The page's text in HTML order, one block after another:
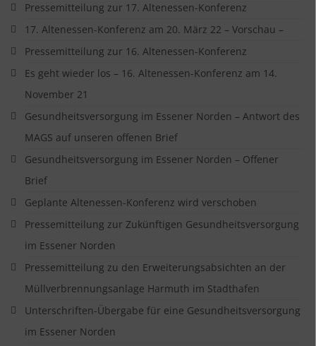
Pressemitteilung zur 17. Altenessen-Konferenz
17. Altenessen-Konferenz am 20. März 22 – Vorschau –
Pressemitteilung zur 16. Altenessen-Konferenz
Es geht wieder los – 16. Altenessen-Konferenz am 14.
November 21
Gesundheitsversorgung im Essener Norden – Antwort des
MAGS auf unseren offenen Brief
Gesundheitsversorgung im Essener Norden – Offener
Brief
Geplante Altenessen-Konferenz wird verschoben
Pressemitteilung zur Zukünftigen Gesundheitsversorgung
im Essener Norden
Pressemitteilung zu den Erweiterungsabsichten an der
Müllverbrennungsanlage Harmuth im Stadthafen
Unterschriften-Übergabe für eine Gesundheitsversorgung
im Essener Norden